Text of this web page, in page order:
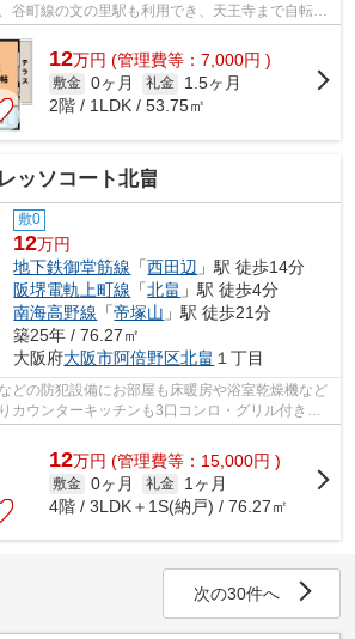
谷町線の文の里駅も利用でき、天王寺まで自転車
圏内になっております。 ■□■□■□■□■...
12万円 (管理費等：7,000円 )
敷金 0ヶ月 礼金
1.5ヶ月
2階 / 1LDK / 53.75㎡
ッソコート北畠
敷0
12万円
地下鉄御堂筋線 「西田辺 」駅 徒歩14分
阪堺電軌上町線 「北畠 」駅 徒歩4分
南海高野線 「帝塚山 」駅 徒歩21分
築25年 / 76.27㎡
大阪府大阪市阿倍野区北畠 １丁目
どの防犯設備にお部屋も床暖房や浴室乾燥機など
カウンターキッチンも3口コンロ・グリル付きと
！ 大阪メトロ御堂筋線...
12万円 (管理費等：15,000円 )
敷金 0ヶ月 礼金
1ヶ月
4階 / 3LDK＋1S(納戸) / 76.27㎡
次の30件へ